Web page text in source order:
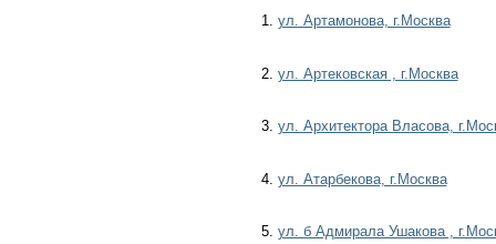
1. ул. Артамонова, г.Москва
2. ул. Артековская , г.Москва
3. ул. Архитектора Власова,
4. ул. Атарбекова, г.Москва
5. ул. б Адмирала Ушакова ,